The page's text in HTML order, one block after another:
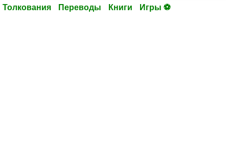
Толкования Переводы Книги Игры ⚽